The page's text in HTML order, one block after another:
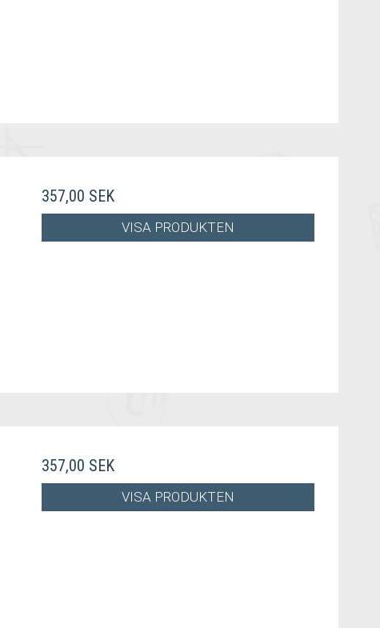
357,00 SEK
VISA PRODUKTEN
357,00 SEK
VISA PRODUKTEN